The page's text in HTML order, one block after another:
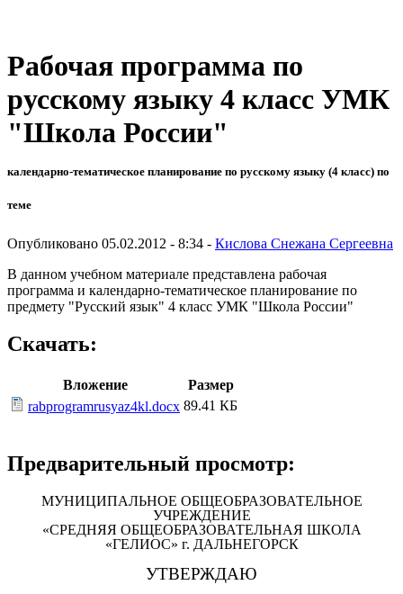
Рабочая программа по
русскому языку 4 класс УМК
"Школа России"
календарно-тематическое планирование по русскому языку (4 класс) по
теме
Опубликовано 05.02.2012 - 8:34 - Кислова Снежана Сергеевна
В данном учебном материале представлена рабочая
программа и календарно-тематическое планирование по
предмету "Русский язык" 4 класс УМК "Школа России"
Скачать:
Вложение
Размер
rabprogramrusyaz4kl.docx 89.41 КБ
Предварительный просмотр:
МУНИЦИПАЛЬНОЕ ОБЩЕОБРАЗОВАТЕЛЬНОЕ
УЧРЕЖДЕНИЕ
«СРЕДНЯЯ ОБЩЕОБРАЗОВАТЕЛЬНАЯ ШКОЛА
«ГЕЛИОС» г. ДАЛЬНЕГОРСК
УТВЕРЖДАЮ